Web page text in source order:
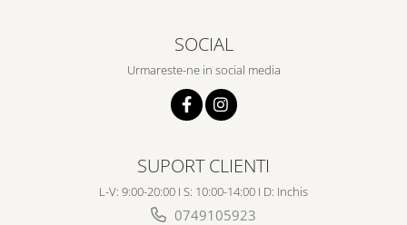
SOCIAL
Urmareste-ne in social media
SUPORT CLIENTI
L-V: 9:00-20:00 I S: 10:00-14:00 I D: Inchis
0749105923